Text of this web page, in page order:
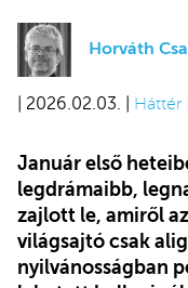
Horváth
| 2026.02.03. | Háttér
Január első
legdrámaibb,
zajlott le, amiről
világsajtó csak
nyilvánosságban